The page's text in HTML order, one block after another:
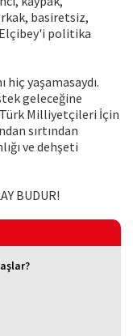
basiretsiz,
politika
hiç yaşamasaydı.
geleceğine
Türk Milliyetçileri İçin
sırtından
ve dehşeti
BUDUR!